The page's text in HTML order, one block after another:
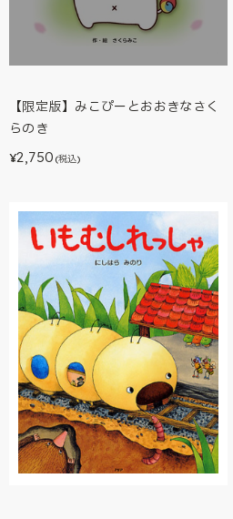
【限定版】みこぴーとおおきなさく
らのき
¥2,750 (税込)